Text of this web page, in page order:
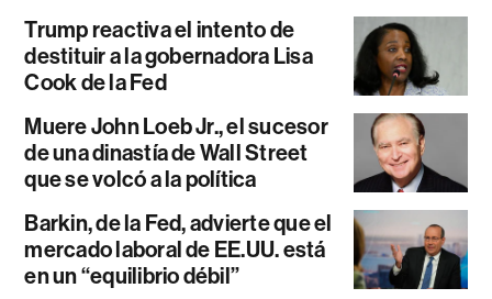
Trump reactiva el intento de
destituir a la gobernadora Lisa
Cook de la Fed
Muere John Loeb Jr., el sucesor
de una dinastía de Wall Street
que se volcó a la política
Barkin, de la Fed, advierte que el
mercado laboral de EE.UU. está
en un “equilibrio débil”